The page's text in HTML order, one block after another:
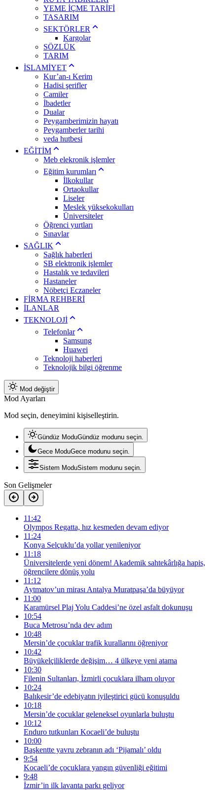
YEME İÇME TARİFİ
TASARIM
SEKTÖRLER
Kargolar
SÖZLÜK
TARIM
İSLAMİYET
Kur’an-ı Kerim
Hadisi şerifler
Camiler
İbadetler
Dualar
Peygamberimizin hayatı
Peygamberler tarihi
veda hutbesi
EĞİTİM
Meb elekronik işlemler
Eğitim kurumları
İlkokullar
Ortaokullar
Liseler
Meslek yüksekokulları
Üniversiteler
Öğrenci yurtları
Sınavlar
SAĞLIK
Sağlık haberleri
SB elektronik işlemler
Hastalık ve tedavileri
Hastaneler
Nöbetçi Eczaneler
FİRMA REHBERİ
İLANLAR
TEKNOLOJİ
Telefonlar
Samsung
Huawei
Teknoloji haberleri
Teknolojik bilgi öğrenme
Mod değiştir
Mod Ayarları
Mod seçin, deneyimini kişiselleştirin.
Gündüz ModuGündüz modunu seçin.
Gece ModuGece modunu seçin.
Sistem ModuSistem modunu seçin.
Son Gelişmeler
11:42
Olympos Regatta, hız kesmeden devam ediyor
11:24
Konya Selçuklu’da yollar yenileniyor
11:18
Üniversitelerde yeni dönem! Akademik sahtekârlığa hapis,
öğrencilere dönüş yolu
11:12
Aytmatov’un mirası Antalya Muratpaşa’da büyüyor
11:00
Karamürsel Plaj Yolu Caddesi’ne özel asfalt dokunuşu
10:54
Buca Metrosu’nda dev adım
10:48
Mersin’de çocuklar trafik kurallarını öğreniyor
10:42
Büyükelçiliklerde değişim… 4 ülkeye yeni atama
10:30
Filenin Sultanları, İzmirli çocuklara ilham oluyor
10:24
Balıkesir’de edebiyatın iyileştirici gücü konuşuldu
10:18
Mersin’de çocuklar geleneksel oyunlarla buluştu
10:12
Enduro tutkunları Kocaeli’de buluştu
10:00
Başkentte yavru zebranın adı ‘Pijamalı’ oldu
9:54
Kocaeli’de çocuklara yangın güvenliği eğitimi
9:48
İzmir’in ilk lavanta parkı geliyor